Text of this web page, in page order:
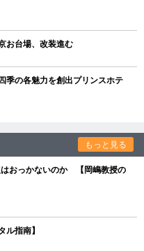
お台場、改装進む
の各魅力を創出プリンスホテ
もっと見る
おっかないのか 【岡嶋教授の
指南】